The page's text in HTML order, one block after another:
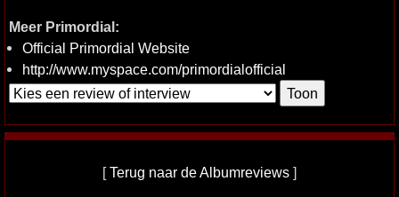
Meer Primordial:
Official Primordial Website
http://www.myspace.com/primordialofficial
[Terug naar de Albumreviews ]